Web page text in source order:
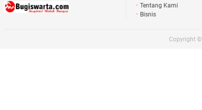
Tentang Kami
Bisnis
Copyright ©